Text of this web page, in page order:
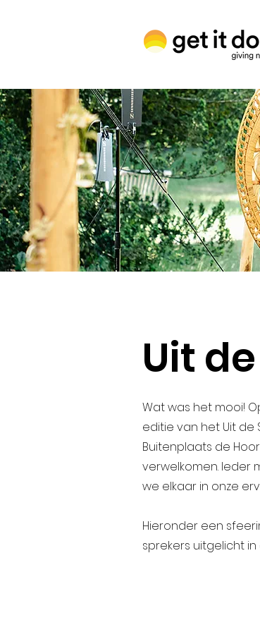
Uit
Wat was het mooi!
editie van het Uit de
Buitenplaats de
verwelkomen. Ieder
we elkaar in onze
Hieronder een
sprekers uitgelicht